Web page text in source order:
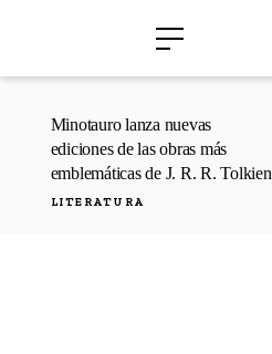
Minotauro lanza nuevas
ediciones de las obras más
emblemáticas de J. R. R. Tolkien
LITERATURA
›